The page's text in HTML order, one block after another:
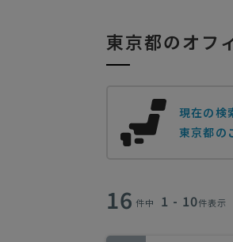
東京都のオフ
現在の検
東京都の
16 件中 1 - 10件表示